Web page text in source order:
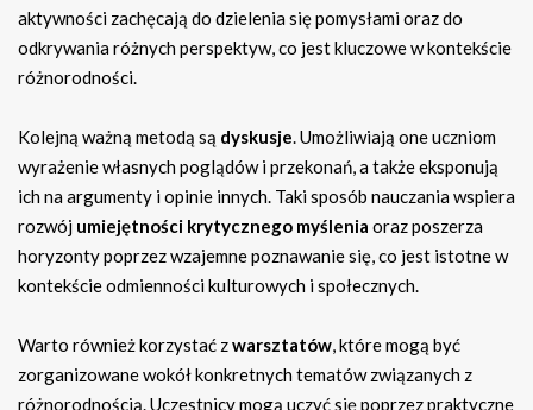
aktywności zachęcają do dzielenia się pomysłami oraz do
odkrywania różnych perspektyw, co jest kluczowe w kontekście
różnorodności.
Kolejną ważną metodą są dyskusje. Umożliwiają one uczniom
wyrażenie własnych poglądów i przekonań, a także eksponują
ich na argumenty i opinie innych. Taki sposób nauczania wspiera
rozwój umiejętności krytycznego myślenia oraz poszerza
horyzonty poprzez wzajemne poznawanie się, co jest istotne w
kontekście odmienności kulturowych i społecznych.
Warto również korzystać zwarsztatów, które mogą być
zorganizowane wokół konkretnych tematów związanych z
różnorodnością. Uczestnicy mogą uczyć się poprzez praktyczne